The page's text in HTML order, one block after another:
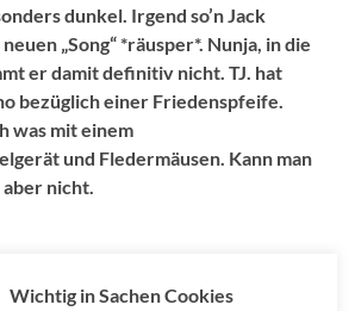
dunkel. Irgend so’n Jack
„Song“ *räusper*. Nunja, in die
er damit definitiv nicht. TJ. hat
bezüglich einer Friedenspfeife.
was mit einem
und Fledermäusen. Kann man
nicht.
Wichtig in Sachen Cookies